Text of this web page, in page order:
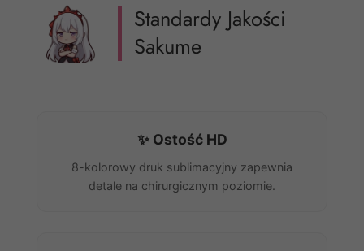
Standardy Jakości
Sakume
✨ Ostość HD
8-kolorowy druk sublimacyjny zapewnia
detale na chirurgicznym poziomie.